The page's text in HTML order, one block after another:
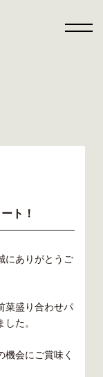
ト！
にありがとうご
菜盛り合わせパ
た。
会にご賞味く